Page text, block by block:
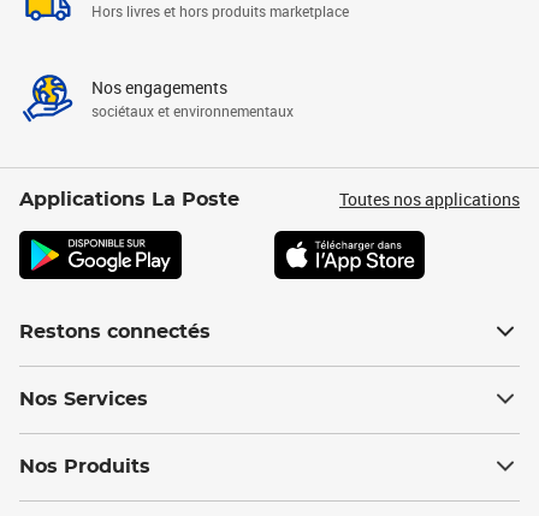
Hors livres et hors produits marketplace
Nos engagements
sociétaux et environnementaux
Applications La Poste Toutes nos applications
Restons connectés
Nos Services
Nos Produits